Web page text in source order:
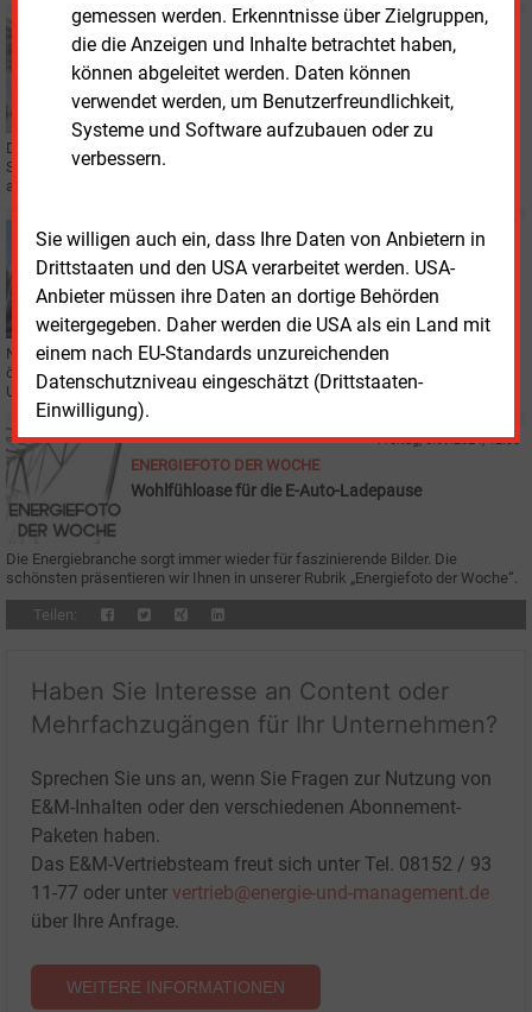
gemessen werden. Erkenntnisse über Zielgruppen,
die die Anzeigen und Inhalte betrachtet haben,
können abgeleitet werden. Daten können
verwendet werden, um Benutzerfreundlichkeit,
Systeme und Software aufzubauen oder zu
verbessern.
Sie willigen auch ein, dass Ihre Daten von Anbietern in
Drittstaaten und den USA verarbeitet werden. USA-
Anbieter müssen ihre Daten an dortige Behörden
weitergegeben. Daher werden die USA als ein Land mit
einem nach EU-Standards unzureichenden
Datenschutzniveau eingeschätzt (Drittstaaten-
Einwilligung).
Montag, 18.11.2024, 10:20
MOBILITÄT
„Reingehen, Artikel nehmen, rausgehen“ – Smart
shoppen am EnBW-Ladepark am Kamener Kreuz
Digitalisierung und KI machen es möglich: Lekkerland hat seinen ersten
Smart Store in Deutschland eröffnet, in dem eingekauft werden kann, ohne
aktiv zu bezahlen.
Donnerstag, 17.10.2024, 15:16
ELEKTROMOBILITÄT
Weiter Kinderkrankheiten beim Schnellladen an
Neun zentrale Forderungen erhebt der Automobilclub ADAC, um das
öffentliche Laden von Elektroautos zu erleichtern. Der Katalog folgt auf eine
Untersuchung an Autobahn-Raststätten.
Freitag, 6.09.2024, 12:38
ENERGIEFOTO DER WOCHE
Wohlfühloase für die E-Auto-Ladepause
Die Energiebranche sorgt immer wieder für faszinierende Bilder. Die
schönsten präsentieren wir Ihnen in unserer Rubrik „Energiefoto der Woche“.
Teilen:
Haben Sie Interesse an Content oder
Mehrfachzugängen für Ihr Unternehmen?
Sprechen Sie uns an, wenn Sie Fragen zur Nutzung von
E&M-Inhalten oder den verschiedenen Abonnement-
Paketen haben.
Das E&M-Vertriebsteam freut sich unter Tel. 08152 / 93
11-77 oder unter vertrieb@energie-und-management.de
über Ihre Anfrage.
WEITERE INFORMATIONEN